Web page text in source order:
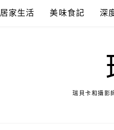
居家生活 美味食記 深
瑞貝卡和攝影